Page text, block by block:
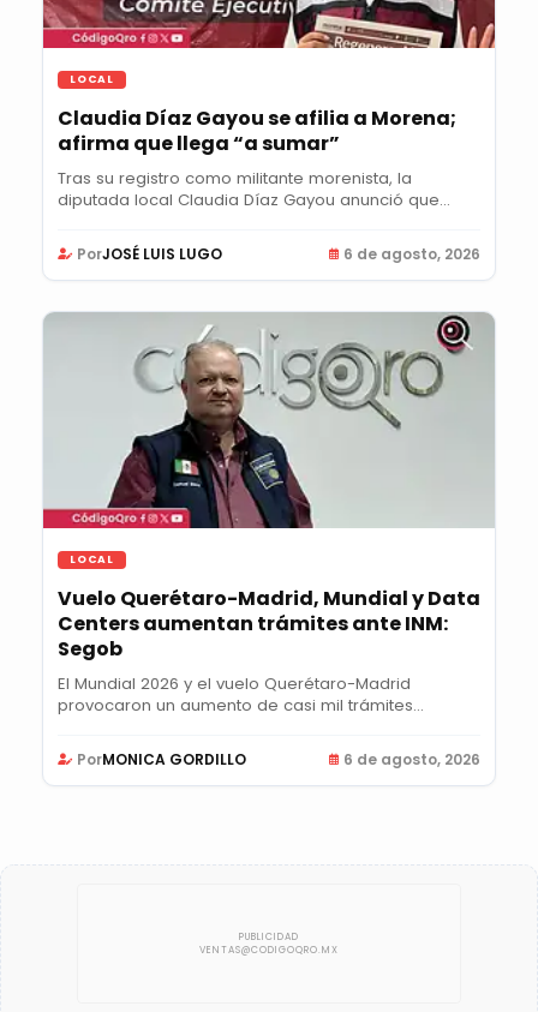
LOCAL
Claudia Díaz Gayou se afilia a Morena;
afirma que llega “a sumar”
Tras su registro como militante morenista, la
diputada local Claudia Díaz Gayou anunció que...
PorJOSÉ LUIS LUGO 6 de agosto, 2026
LOCAL
Vuelo Querétaro-Madrid, Mundial y Data
Centers aumentan trámites ante INM:
Segob
El Mundial 2026 y el vuelo Querétaro-Madrid
provocaron un aumento de casi mil trámites
PorMONICA GORDILLO 6 de agosto, 2026